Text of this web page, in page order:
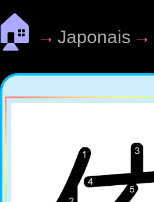
🏠 → Japonais →